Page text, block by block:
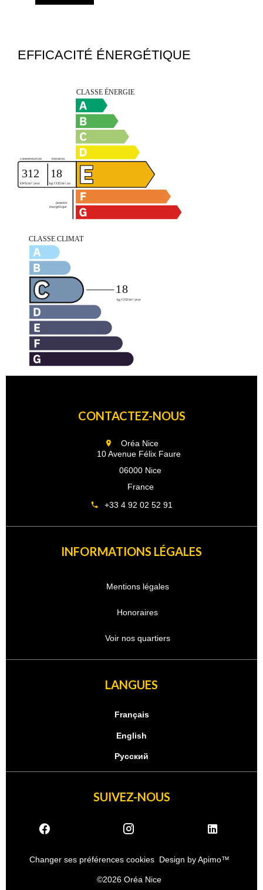
EFFICACITÉ ÉNERGÉTIQUE
CONTACTEZ-NOUS
Oréa Nice
10 Avenue Félix Faure
06000 Nice
France
+33 4 92 02 52 91
INFORMATIONS LÉGALES
Mentions légales
Honoraires
Voir nos quartiers
LANGUES
Français
English
Русский
SUIVEZ-NOUS
Changer ses préférences cookies Design byApimo™
©2026 Oréa Nice